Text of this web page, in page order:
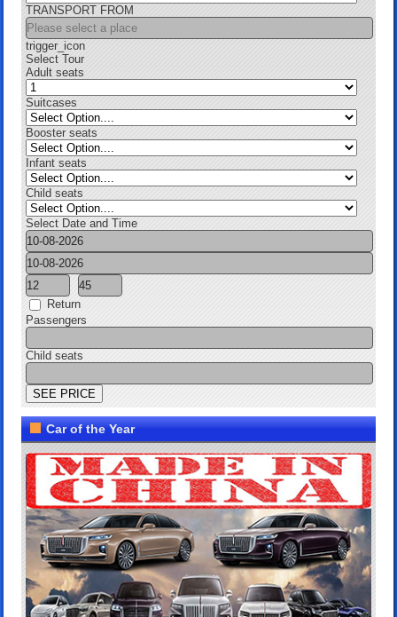
TRANSPORT FROM
trigger_icon
Select Tour
Adult seats
Suitcases
Booster seats
Infant seats
Child seats
Select Date and Time
Return
Passengers
Child seats
Car of the Year